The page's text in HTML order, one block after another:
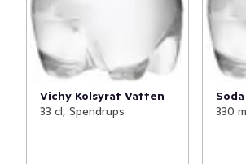
Vichy Kolsyrat Vatten
33 cl, Spendrups
330